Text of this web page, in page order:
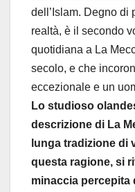
dell’Islam. Degno di
realtà, è il secondo
quotidiana a La
secolo, e che
eccezionale e un
Lo studioso
descrizione di La
lunga tradizione di
questa ragione, si
minaccia percepita